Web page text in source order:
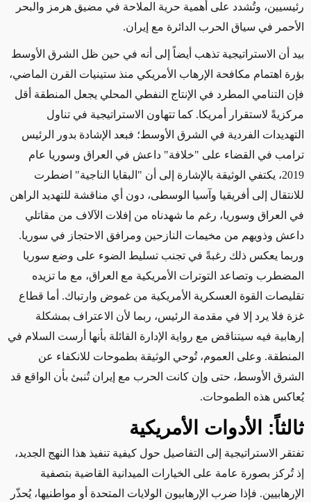
رئيسيين، وتُشدد على أهمية حرية الملاحة في مضيق هرمز والبحر
الأحمر في سياق الحرب الدائرة مع إيران.
بيد أن الاستراتيجية تذهب أيضاً إلى أنه في حين ظل الشرق الأوسط
بؤرة اهتمام مكافحة الإرهاب الأمريكي منذ ستينيات القرن الماضي،
فإن التنامي المطرد في الإنتاج النفطي المحلي يجعل المنطقة أقل
مركزيةً لاستقرار أمريكا. كما تتهاون الاستراتيجية في تناول
التهديدات الفردية في الشرق الأوسط؛ فبعد الإشادة بدور الرئيس
ترامب في القضاء على "خلافة" داعش في العراق وسوريا عام
2019، يكتفي الوثيقة بالإشارة إلى أن "البقايا الناجية" اضطرت
للانتقال إلى أفريقيا وآسيا الوسطى، دون أي مناقشة للتهديد الراهن
في العراق وسوريا، رغم ما شهدناه من إفلات الآلاف من مقاتلي
داعش وذويهم من مخيمات النازحين ومرافق الاحتجاز في سوريا.
وربما يعكس ذلك رغبةً في تجنب تسليط الضوء على وضع سوريا
المضطرب وتصاعد التوترات الأمريكية مع العراق، مع ما تزيده
تقليصات القوة العسكرية الأمريكية من غموض وارتباك. أما قطاع
غزة فلا يرد إلا في مقدمة الرئيس، ربما لأن الاعتراف بمشكلة
إرهابية فيه سيتناقض مع رواية الإدارة القائلة بأنها أرست السلام في
المنطقة. وعلى العموم، تُوحي الوثيقة بطموحات للانكفاء عن
الشرق الأوسط، حتى وإن كانت الحرب مع إيران تُنبئ بأن الواقع قد
يُعاكس هذه الطموحات.
ثالثاً: الأدوات الأمريكية
تفتقر الاستراتيجية إلى التفاصيل حول كيفية تنفيذ هذا النهج الجديد،
إذ تُركز بصورة عامة على الخيارات الميدانية القاضية بتصفية
الإرهابيين. فإذا ضرب الإرهابيون الولايات المتحدة أو مواطنيها، يُحذّر